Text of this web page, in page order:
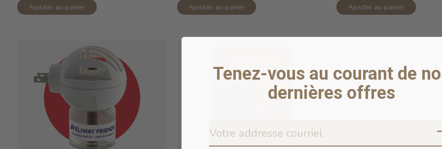
Ajouter au panier Ajouter au panier Ajouter au panier
Tenez-vous au courant de
dernières offres